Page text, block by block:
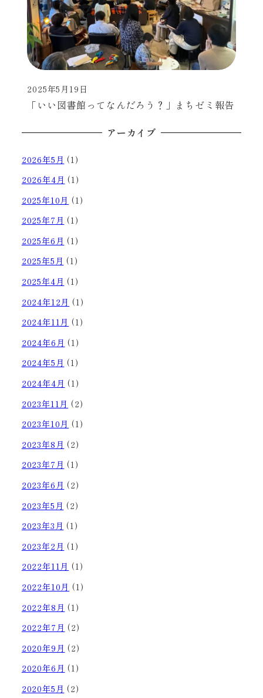
「いい図書館ってなんだろう？」まちゼミ報告
投稿日
2025年5月19日
アーカイブ
2026年5月 (1)
2026年4月 (1)
2025年10月 (1)
2025年7月 (1)
2025年6月 (1)
2025年5月 (1)
2025年4月 (1)
2024年12月 (1)
2024年11月 (1)
2024年6月 (1)
2024年5月 (1)
2024年4月 (1)
2023年11月 (2)
2023年10月 (1)
2023年8月 (2)
2023年7月 (1)
2023年6月 (2)
2023年5月 (2)
2023年3月 (1)
2023年2月 (1)
2022年11月 (1)
2022年10月 (1)
2022年8月 (1)
2022年7月 (2)
2020年9月 (2)
2020年6月 (1)
2020年5月 (2)